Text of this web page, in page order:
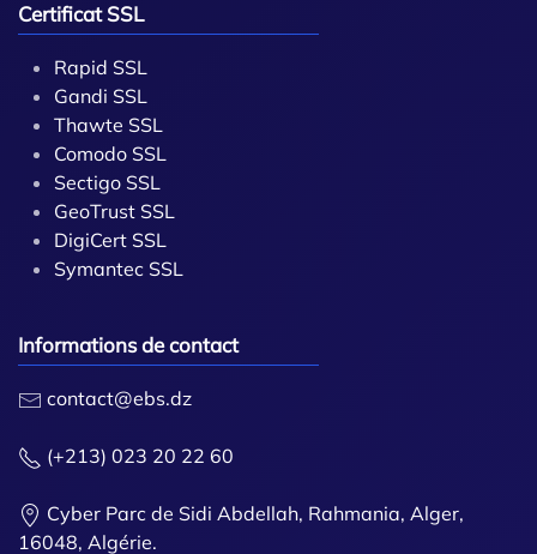
Certificat SSL
Rapid SSL
Gandi SSL
Thawte SSL
Comodo SSL
Sectigo SSL
GeoTrust SSL
DigiCert SSL
Symantec SSL
Informations de contact
contact@ebs.dz
(+213) 023 20 22 60
Cyber Parc de Sidi Abdellah, Rahmania, Alger,
16048, Algérie.